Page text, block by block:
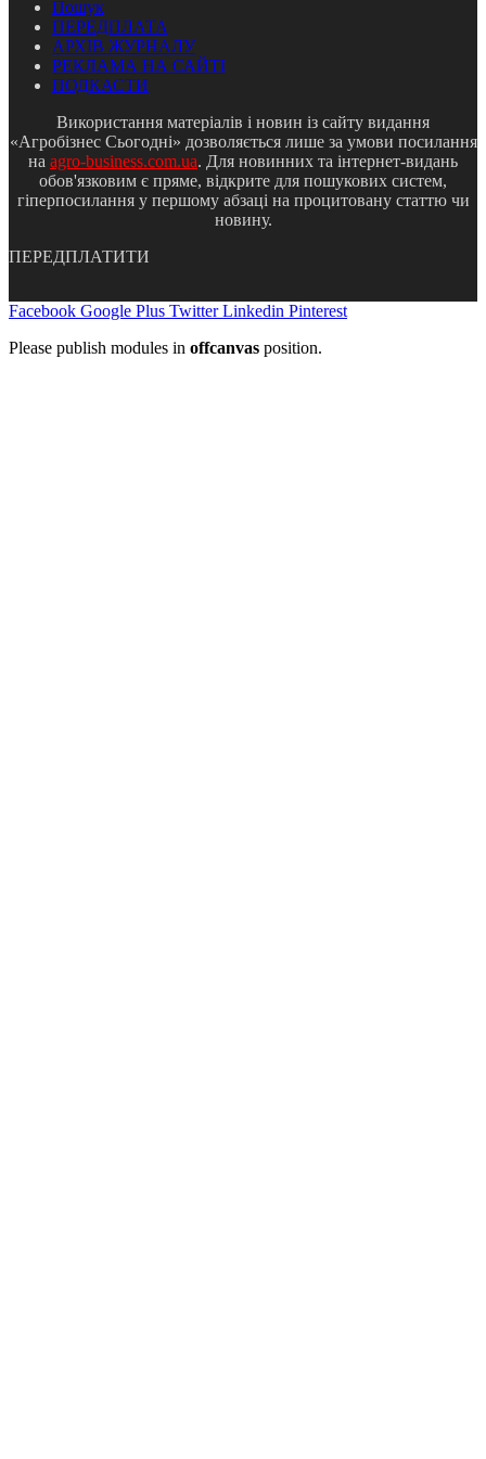
Пошук
ПЕРЕДПЛАТА
АРХІВ ЖУРНАЛУ
РЕКЛАМА НА САЙТІ
ПОДКАСТИ
Використання матеріалів і новин із сайту видання
«Агробізнес Сьогодні» дозволяється лише за умови посилання
на agro-business.com.ua. Для новинних та інтернет-видань
обов'язковим є пряме, відкрите для пошукових систем,
гіперпосилання у першому абзаці на процитовану статтю чи
новину.
ПЕРЕДПЛАТИТИ
Facebook Google Plus Twitter Linkedin Pinterest
Please publish modules in offcanvas position.